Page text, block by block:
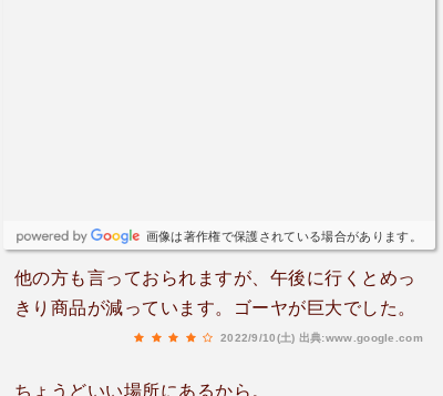
画像は著作権で保護されている場合があります。
他の方も言っておられますが、午後に行くとめっ
きり商品が減っています。ゴーヤが巨大でした。
2022/9/10(土) 出典:www.google.com
ちょうどいい場所にあるから。